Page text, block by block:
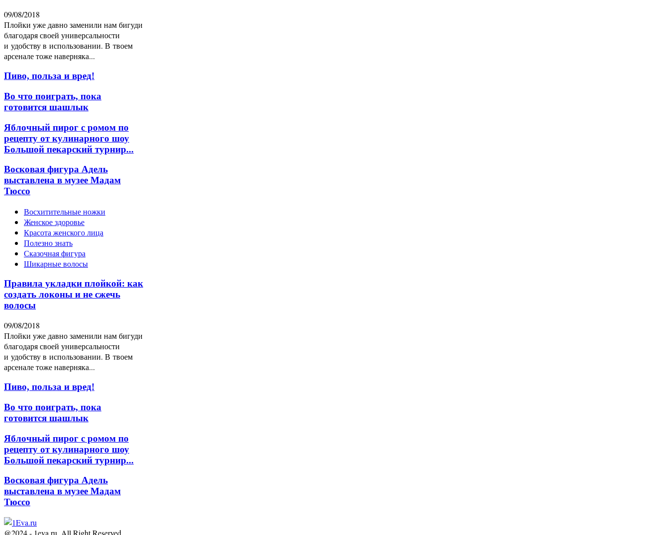
09/08/2018
Плойки уже давно заменили нам бигуди
благодаря своей универсальности
и удобству в использовании. В твоем
арсенале тоже наверняка...
Пиво, польза и вред!
Во что поиграть, пока
готовится шашлык
Яблочный пирог с ромом по
рецепту от кулинарного шоу
Большой пекарский турнир...
Восковая фигура Адель
выставлена в музее Мадам
Тюссо
Восхитительные ножки
Женское здоровье
Красота женского лица
Полезно знать
Сказочная фигура
Шикарные волосы
Правила укладки плойкой: как
создать локоны и не сжечь
волосы
09/08/2018
Плойки уже давно заменили нам бигуди
благодаря своей универсальности
и удобству в использовании. В твоем
арсенале тоже наверняка...
Пиво, польза и вред!
Во что поиграть, пока
готовится шашлык
Яблочный пирог с ромом по
рецепту от кулинарного шоу
Большой пекарский турнир...
Восковая фигура Адель
выставлена в музее Мадам
Тюссо
@2024 - 1eva.ru. All Right Reserved.